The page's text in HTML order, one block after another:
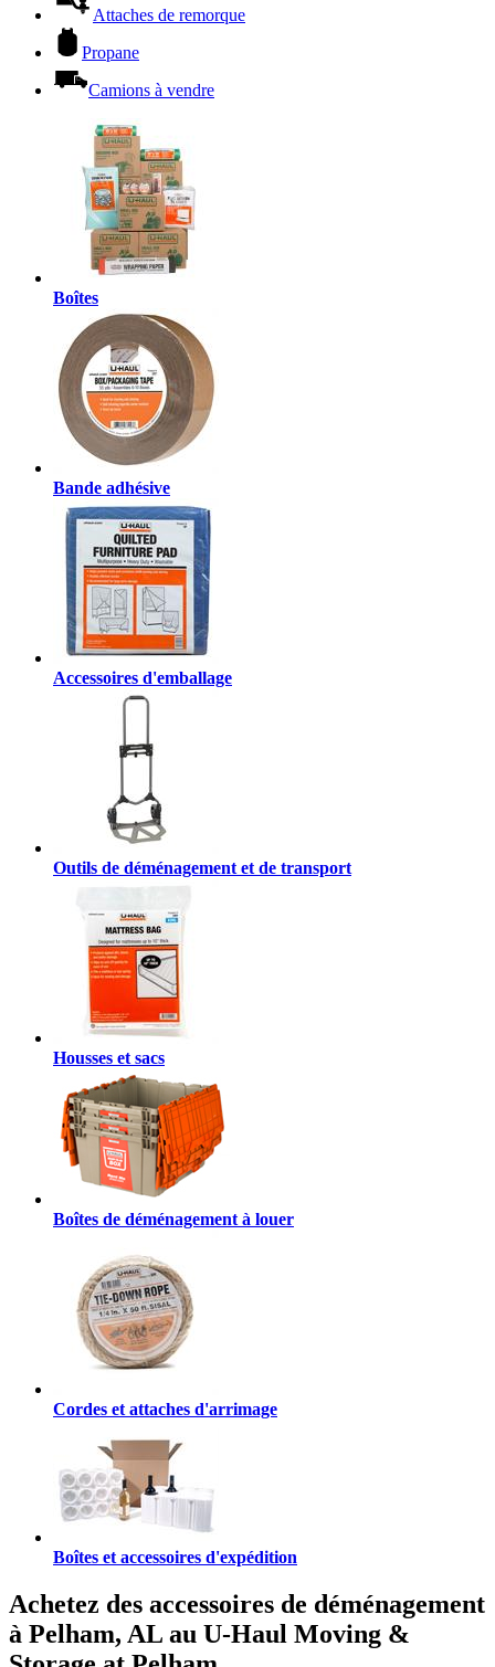
Attaches de remorque
Propane
Camions à vendre
Boîtes
Bande adhésive
Accessoires d'emballage
Outils de déménagement et de transport
Housses et sacs
Boîtes de déménagement à louer
Cordes et attaches d'arrimage
Boîtes et accessoires d'expédition
Achetez des accessoires de déménagement
à Pelham, AL au U-Haul Moving &